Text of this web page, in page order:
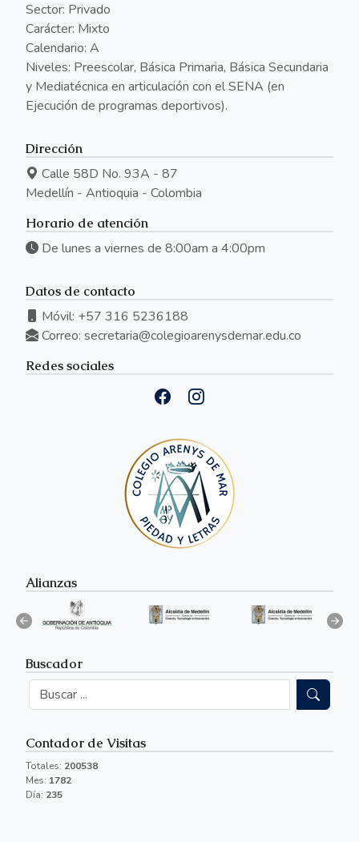
Sector: Privado
Carácter: Mixto
Calendario: A
Niveles: Preescolar, Básica Primaria, Básica Secundaria
y Mediatécnica en articulación con el SENA (en
Ejecución de programas deportivos).
Dirección
Calle 58D No. 93A - 87
Medellín - Antioquia - Colombia
Horario de atención
De lunes a viernes de 8:00am a 4:00pm
Datos de contacto
Móvil: +57 316 5236188
Correo: secretaria@colegioarenysdemar.edu.co
Redes sociales
Alianzas
Buscador
Contador de Visitas
Totales: 200538
Mes: 1782
Día: 235